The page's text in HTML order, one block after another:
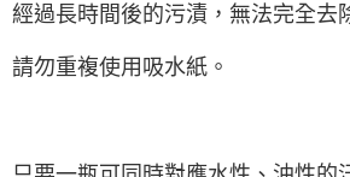
經過長時間後的污漬，無法完全去
請勿重複使用吸水紙。